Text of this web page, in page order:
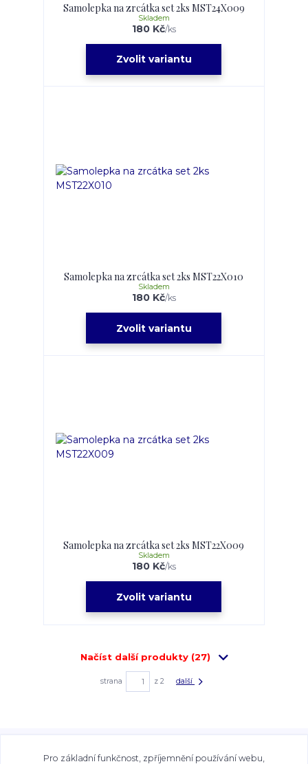
Samolepka na zrcátka set 2ks MST24X009
180 Kč/ks
Skladem
Zvolit variantu
Samolepka na zrcátka set 2ks MST22X010
180 Kč/ks
Skladem
Zvolit variantu
Samolepka na zrcátka set 2ks MST22X009
180 Kč/ks
Skladem
Zvolit variantu
Načíst další produkty (27)
strana z 2 další
obsah zveřejněný na stránkách Talocan.cz a
Pro základní funkčnost, zpříjemnění používání webu,